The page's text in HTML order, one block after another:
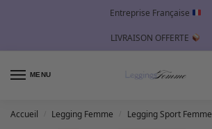
Entreprise Française
LIVRAISON OFFERTE
MENU
Accueil Legging Femme Legging Sport Femme